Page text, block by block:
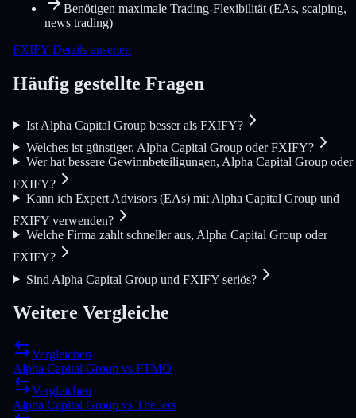
Benötigen maximale Trading-Flexibilität (EAs, scalping,
news trading)
FXIFY Details ansehen
Häufig gestellte Fragen
Ist Alpha Capital Group besser als FXIFY?
Welches ist günstiger, Alpha Capital Group oder FXIFY?
Wer hat bessere Gewinnbeteiligungen, Alpha Capital Group oder
FXIFY?
Kann ich Expert Advisors (EAs) mit Alpha Capital Group und
FXIFY verwenden?
Welche Firma zahlt schneller aus, Alpha Capital Group oder
FXIFY?
Sind Alpha Capital Group und FXIFY seriös?
Weitere Vergleiche
Vergleichen
Alpha Capital Group vs FTMO
Vergleichen
Alpha Capital Group vs The5ers